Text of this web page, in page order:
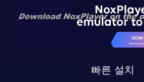
빠른 설치